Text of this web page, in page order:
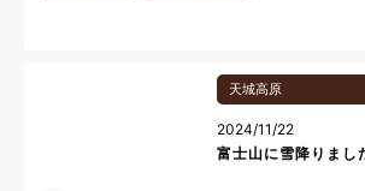
天城高原
2024/11/22
富士山に雪降りまし